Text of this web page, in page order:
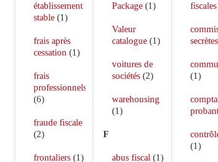
établissement
stable (1)
frais après
cessation (1)
frais
professionnels
(6)
fraude fiscale
(2)
frontaliers (1)
Package(1)
Valeur
catalogue(1)
voitures de
sociétés(2)
warehousing
(1)
F
abus fiscal (1)
fiscales
secrètes
(1)
(1)